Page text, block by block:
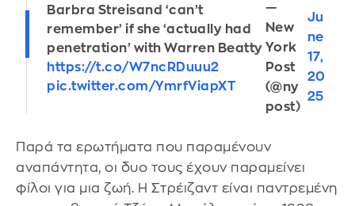
Barbra Streisand ‘can’t
remember’ if she ‘actually had
penetration’ with Warren Beatty
https://t.co/W7ncRDuuu2
pic.twitter.com/YmrfViapXT
—
New
York
Post
(@ny
post)
Ju
ne
17,
20
25
Παρά τα ερωτήματα που παραμένουν
αναπάντητα, οι δυο τους έχουν παραμείνει
φίλοι για μια ζωή. Η Στρέιζαντ είναι παντρεμένη